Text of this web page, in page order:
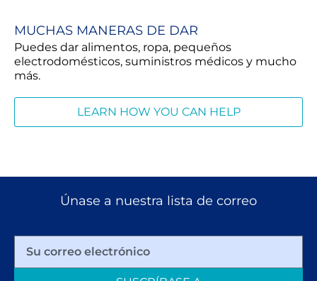
MUCHAS MANERAS DE DAR
Puedes dar alimentos, ropa, pequeños
electrodomésticos, suministros médicos y mucho
más.
LEARN HOW YOU CAN HELP
Únase a nuestra lista de correo